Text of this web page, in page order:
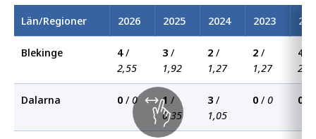
Län/Regioner 2026 2025 2024 2023
Blekinge 4/
2,55
3 /
1,92
2 /
1,27
2 /
1,27
4
Dalarna 0 / 0 1 /
0,35
3 /
1,05
0 / 0 0